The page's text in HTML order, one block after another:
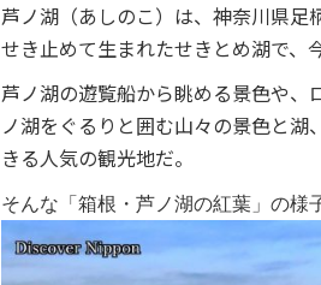
芦ノ湖（あしのこ）は、神奈川県
せき止めて生まれたせきとめ湖で、
芦ノ湖の遊覧船から眺める景色や、
ノ湖をぐるりと囲む山々の景色と
きる人気の観光地だ。
そんな「箱根・芦ノ湖の紅葉」の様